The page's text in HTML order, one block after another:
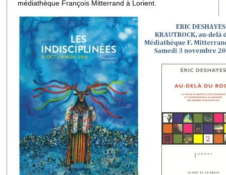
médiathèque François Mitterrand à Lorient.